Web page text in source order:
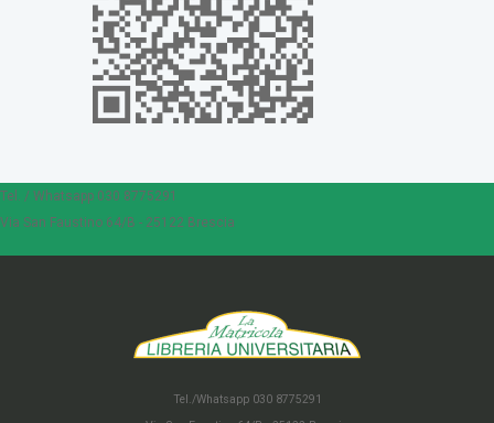
Tel. / Whatsapp 030 8775291
Via San Faustino 64/B - 25122 Brescia
Tel./Whatsapp 030 8775291